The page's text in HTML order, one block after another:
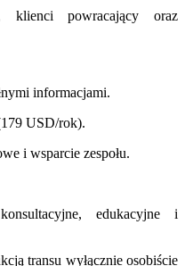
klienci powracający oraz
informacjami.
USD/rok).
i wsparcie zespołu.
edukacyjne i
transu wyłącznie osobiście